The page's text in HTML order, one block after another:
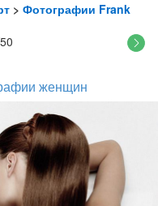
> Фотографии Frank
женщин